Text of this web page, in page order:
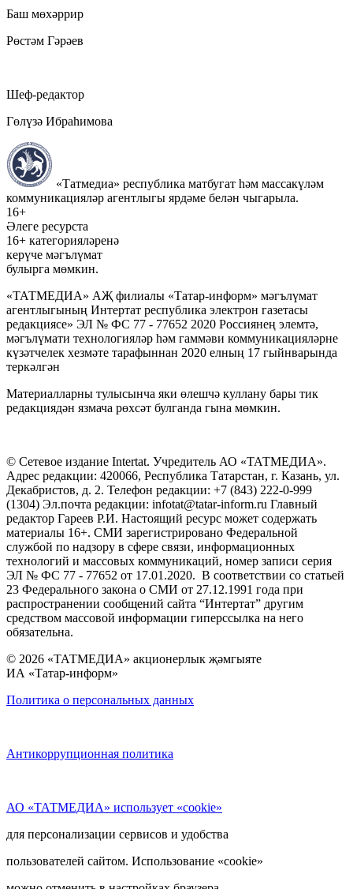
Баш мөхәррир
Рөстәм Гәрәев
Шеф-редактор
Гөлүзә Ибраһимова
«Татмедиа» республика матбугат һәм массакүләм
коммуникацияләр агентлыгы ярдәме белән чыгарыла.
16+
Әлеге ресурста
16+ категорияләренә
керүче мәгълүмат
булырга мөмкин.
«ТАТМЕДИА» АҖ филиалы «Татар-информ» мәгълүмат
агентлыгының Интертат республика электрон газетасы
редакциясе» ЭЛ № ФС 77 - 77652 2020 Россиянең элемтә,
мәгълүмати технологияләр һәм гаммәви коммуникацияләрне
күзәтчелек хезмәте тарафыннан 2020 елның 17 гыйнварында
теркәлгән
Материалларны тулысынча яки өлешчә куллану бары тик
редакциядән язмача рөхсәт булганда гына мөмкин.
© Сетевое издание Intertat. Учредитель АО «ТАТМЕДИА».
Адрес редакции: 420066, Республика Татарстан, г. Казань, ул.
Декабристов, д. 2. Телефон редакции: +7 (843) 222-0-999
(1304) Эл.почта редакции: infotat@tatar-inform.ru Главный
редактор Гареев Р.И. Настоящий ресурс может содержать
материалы 16+. СМИ зарегистрировано Федеральной
службой по надзору в сфере связи, информационных
технологий и массовых коммуникаций, номер записи серия
ЭЛ № ФС 77 - 77652 от 17.01.2020. В соответствии со статьей
23 Федерального закона о СМИ от 27.12.1991 года при
распространении сообщений сайта “Интертат” другим
средством массовой информации гиперссылка на него
обязательна.
© 2026 «ТАТМЕДИА» акционерлык җәмгыяте
ИА «Татар-информ»
Политика о персональных данных
Антикоррупционная политика
АО «ТАТМЕДИА» использует «cookie»
для персонализации сервисов и удобства
пользователей сайтом. Использование «cookie»